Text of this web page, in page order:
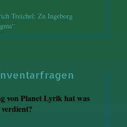
Treichel: Zu Ingeborg
von Planet Lyrik hat was
verdient?